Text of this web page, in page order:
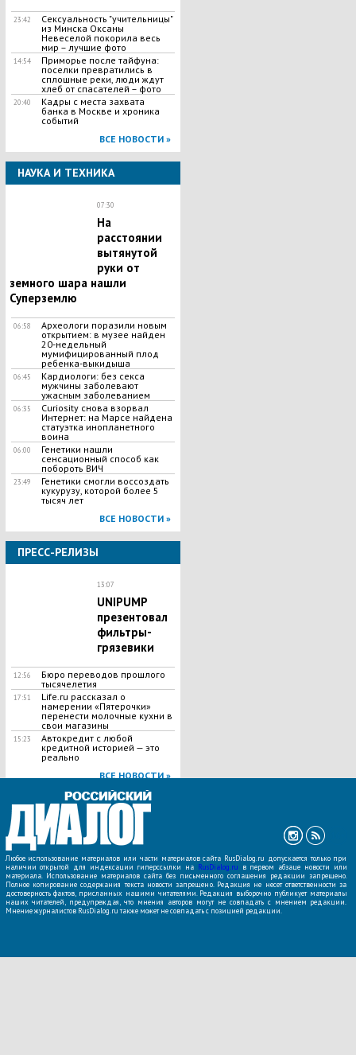
23:42
Сексуальность "учительницы"
из Минска Оксаны
Невеселой покорила весь
мир – лучшие фото
14:54
Приморье после тайфуна:
поселки превратились в
сплошные реки, люди ждут
хлеб от спасателей – фото
20:40
Кадры с места захвата
банка в Москве и хроника
событий
ВСЕ НОВОСТИ »
НАУКА И ТЕХНИКА
07:30
На
расстоянии
вытянутой
руки от
земного шара нашли
Суперземлю
06:58
Археологи поразили новым
открытием: в музее найден
20-недельный
мумифицированный плод
ребенка-выкидыша
06:45
Кардиологи: без секса
мужчины заболевают
ужасным заболеванием
06:35
Curiosity снова взорвал
Интернет: на Марсе найдена
статуэтка инопланетного
воина
06:00
Генетики нашли
сенсационный способ как
побороть ВИЧ
23:49
Генетики смогли воссоздать
кукурузу, которой более 5
тысяч лет
ВСЕ НОВОСТИ »
ПРЕСС-РЕЛИЗЫ
13:07
UNIPUMP
презентовал
фильтры-
грязевики
12:56
Бюро переводов прошлого
тысячелетия
17:51
Life.ru рассказал о
намерении «Пятерочки»
перенести молочные кухни в
свои магазины
15:23
Автокредит с любой
кредитной историей — это
реально
ВСЕ НОВОСТИ »
Любое использование материалов или части материалов сайта RusDialog.ru допускается только при
наличии открытой для индексации гиперссылки на RusDialog.ru в первом абзаце новости или
материала. Использование материалов сайта без письменного соглашения редакции запрещено.
Полное копирование содержания текста новости запрещено. Редакция не несет ответственности за
достоверность фактов, присланных нашими читателями. Редакция выборочно публикует материалы
наших читателей, предупреждая, что мнения авторов могут не совпадать с мнением редакции.
Мнение журналистов RusDialog.ru также может не совпадать с позицией редакции.